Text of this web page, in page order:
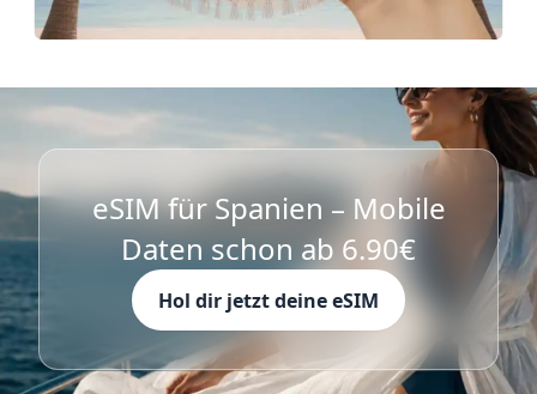
eSIM für Spanien – Mobile
Daten schon ab 6.90€
Hol dir jetzt deine eSIM